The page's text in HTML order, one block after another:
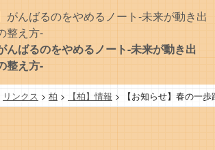
リンクス > 柏 > 【柏】情報 > 【お知らせ】春の一
んばるのをやめるノート-未来が動き出
整え方-